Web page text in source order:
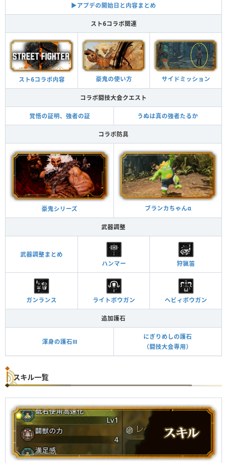
▶︎アプデの開始日と内容まとめ
スト6コラボ関連
スト6コラボ内容 豪鬼の使い方 サイドミッション
コラボ闘技大会クエスト
覚悟の証明、強者の証 うぬは真の強者たるか
コラボ防具
豪鬼シリーズ ブランカちゃんα
武器調整
武器調整まとめ
ハンマー
狩猟笛
ガンランス ライトボウガン ヘビィボウガン
追加護石
渾身の護石Ⅲ
にぎりめしの護石
（闘技大会専用）
スキル一覧